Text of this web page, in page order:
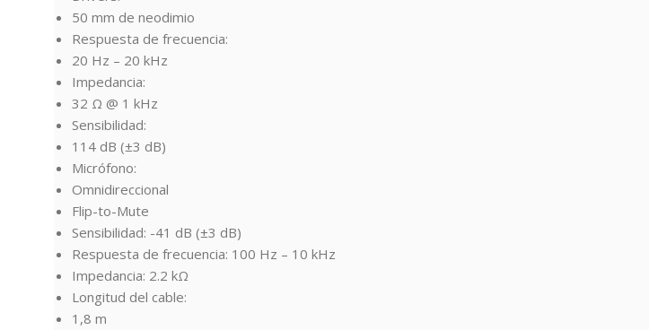
50 mm de neodimio
Respuesta de frecuencia:
20 Hz – 20 kHz
Impedancia:
32 Ω @ 1 kHz
Sensibilidad:
114 dB (±3 dB)
Micrófono:
Omnidireccional
Flip-to-Mute
Sensibilidad: -41 dB (±3 dB)
Respuesta de frecuencia: 100 Hz – 10 kHz
Impedancia: 2.2 kΩ
Longitud del cable:
1,8 m